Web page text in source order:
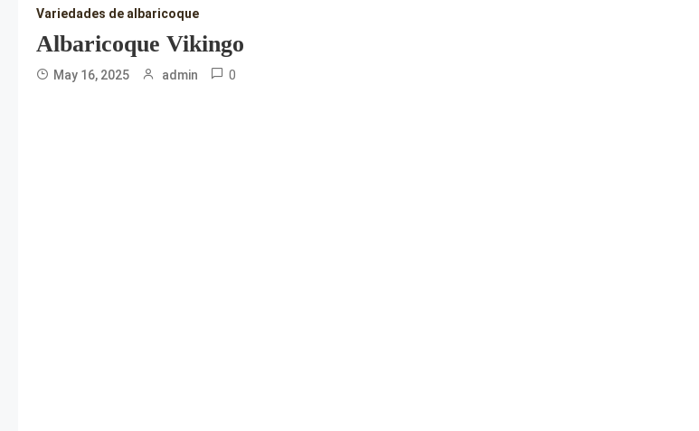
Variedades de albaricoque
Albaricoque Vikingo
May 16, 2025 admin 0